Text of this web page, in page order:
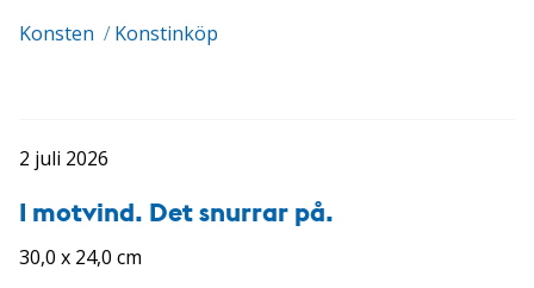
Konsten / Konstinköp
2 juli 2026
I motvind. Det snurrar på.
30,0 x 24,0 cm